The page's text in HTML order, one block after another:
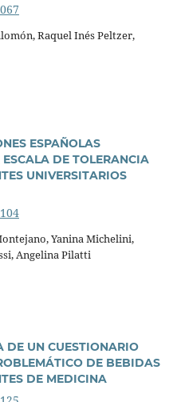
Raquel Inés Peltzer,
ESPAÑOLAS
DE TOLERANCIA
UNIVERSITARIOS
Yanina Michelini,
Angelina Pilatti
DE UN CUESTIONARIO
DE BEBIDAS
DE MEDICINA